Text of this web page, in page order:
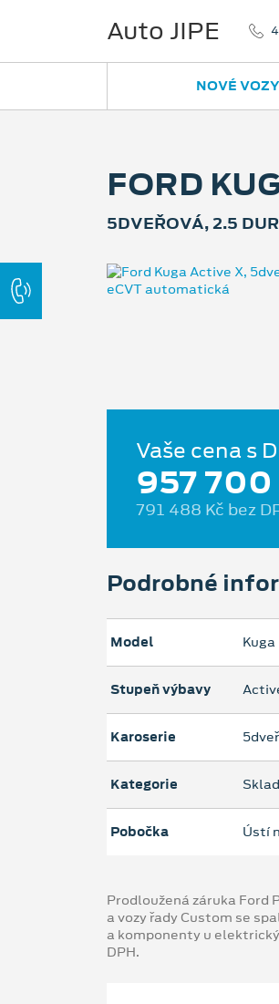
Auto JIPE
NOVÉ VOZY
FORD
5DVEŘOVÁ, 2.5
Vaše cena s
957 700
791 488 Kč bez
Podrobné
Model Kuga
Stupeň výbavy
Karoserie
Kategorie
Pobočka Ústí
Prodloužená záruka Ford
a vozy řady Custom se
a komponenty u
DPH.